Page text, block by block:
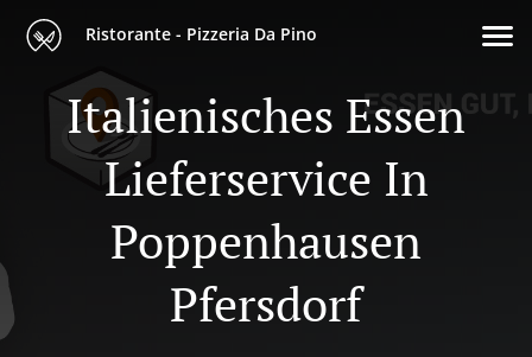
Ristorante - Pizzeria Da Pino
Italienisches Essen
Lieferservice In
Poppenhausen
Pfersdorf